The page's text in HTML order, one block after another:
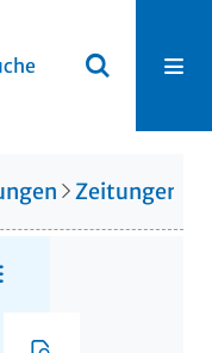
Zeitungen